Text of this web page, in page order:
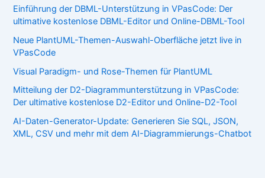
Einführung der DBML-Unterstützung in VPasCode: Der
ultimative kostenlose DBML-Editor und Online-DBML-Tool
Neue PlantUML-Themen-Auswahl-Oberfläche jetzt live in
VPasCode
Visual Paradigm- und Rose-Themen für PlantUML
Mitteilung der D2-Diagrammunterstützung in VPasCode:
Der ultimative kostenlose D2-Editor und Online-D2-Tool
AI-Daten-Generator-Update: Generieren Sie SQL, JSON,
XML, CSV und mehr mit dem AI-Diagrammierungs-Chatbot